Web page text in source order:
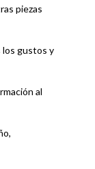
piezas
los gustos y
al